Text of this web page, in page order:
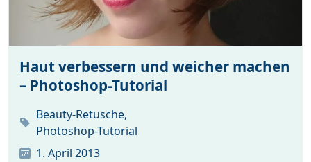
Haut verbessern und weicher machen
– Photoshop-Tutorial
Beauty-Retusche,
Photoshop-Tutorial
1. April 2013